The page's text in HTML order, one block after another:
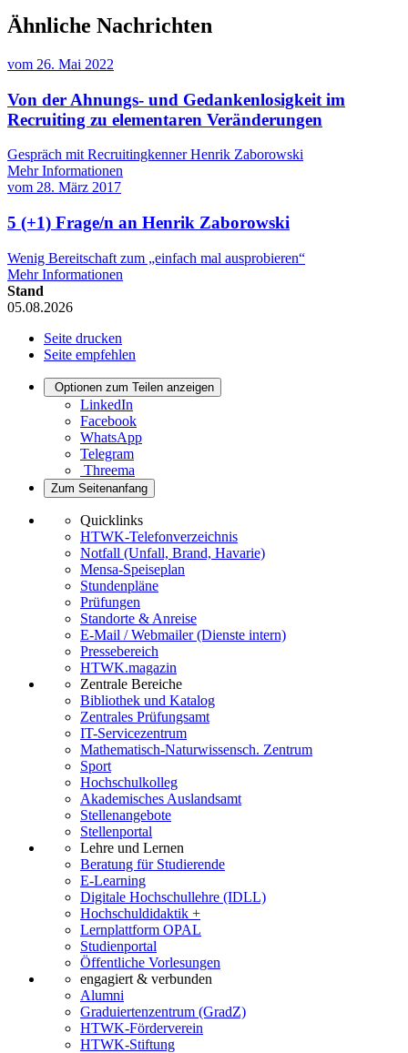
Ähnliche Nachrichten
vom 26. Mai 2022
Von der Ahnungs- und Gedankenlosigkeit im
Recruiting zu elementaren Veränderungen
Gespräch mit Recruitingkenner Henrik Zaborowski
Mehr Informationen
vom 28. März 2017
5 (+1) Frage/n an Henrik Zaborowski
Wenig Bereitschaft zum „einfach mal ausprobieren“
Mehr Informationen
Stand
05.08.2026
Seite drucken
Seite empfehlen
Optionen zum Teilen anzeigen
LinkedIn
Facebook
WhatsApp
Telegram
Threema
Zum Seitenanfang
Quicklinks
HTWK-Telefonverzeichnis
Notfall (Unfall, Brand, Havarie)
Mensa-Speiseplan
Stundenpläne
Prüfungen
Standorte & Anreise
E-Mail / Webmailer (Dienste intern)
Pressebereich
HTWK.magazin
Zentrale Bereiche
Bibliothek und Katalog
Zentrales Prüfungsamt
IT-Servicezentrum
Mathematisch-Naturwissensch. Zentrum
Sport
Hochschulkolleg
Akademisches Auslandsamt
Stellenangebote
Stellenportal
Lehre und Lernen
Beratung für Studierende
E-Learning
Digitale Hochschullehre (IDLL)
Hochschuldidaktik +
Lernplattform OPAL
Studienportal
Öffentliche Vorlesungen
engagiert & verbunden
Alumni
Graduiertenzentrum (GradZ)
HTWK-Förderverein
HTWK-Stiftung